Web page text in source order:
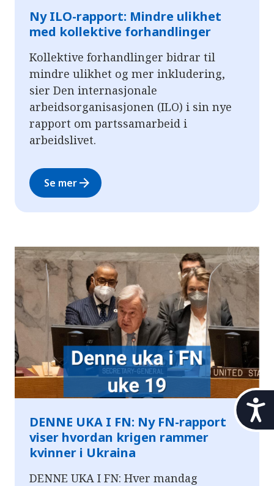
t
l
Ny ILO-rapport: Mindre ulikhet
med kollektive forhandlinger
Kollektive forhandlinger bidrar til
mindre ulikhet og mer inkludering,
sier Den internasjonale
arbeidsorganisasjonen (ILO) i sin nye
rapport om partssamarbeid i
arbeidslivet.
Se merarrow_forward
DENNE UKA I FN: Ny FN-rapport
viser hvordan krigen rammer
kvinner i Ukraina
DENNE UKA I FN: Hver mandag